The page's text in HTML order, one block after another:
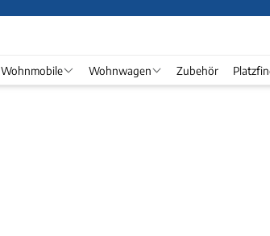
Wohnmobile Wohnwagen Zubehör